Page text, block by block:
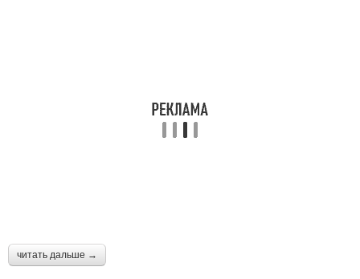
читать дальше →